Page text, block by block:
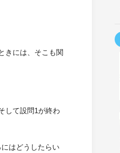
きには、そこも関
して設問1が終わ
はどうしたらい